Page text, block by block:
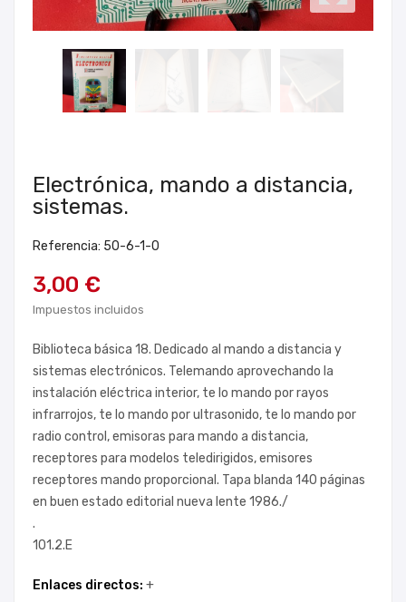
Electrónica, mando a distancia,
sistemas.
Referencia: 50-6-1-0
3,00 €
Impuestos incluidos
Biblioteca básica 18. Dedicado al mando a distancia y
sistemas electrónicos. Telemando aprovechando la
instalación eléctrica interior, te lo mando por rayos
infrarrojos, te lo mando por ultrasonido, te lo mando por
radio control, emisoras para mando a distancia,
receptores para modelos teledirigidos, emisores
receptores mando proporcional. Tapa blanda 140 páginas
en buen estado editorial nueva lente 1986./
.
101.2.E
Enlaces directos: +